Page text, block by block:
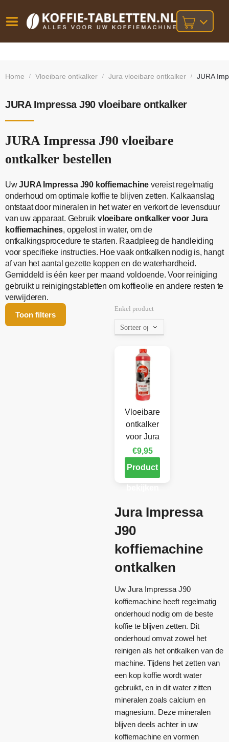
besteld,
bij orders
Home / Vloeibare ontkalker / Jura vloeibare ontkalker / JURA
JURA Impressa J90 vloeibare ontkalker
JURA Impressa J90 vloeibare
ontkalker bestellen
UwJURA Impressa J90 koffiemachine vereist regelmatig
onderhoud om optimale koffie te blijven zetten. Kalkaanslag
ontstaat door mineralen in het water en verkort de levensduur
van uw apparaat. Gebruikvloeibare ontkalker voor Jura
koffiemachines, opgelost in water, om de
ontkalkingsprocedure te starten. Raadpleeg de handleiding
voor specifieke instructies. Hoe vaak ontkalken nodig is, hangt
af van het aantal gezette koppen en de waterhardheid.
Gemiddeld is één keer per maand voldoende. Voor reiniging
gebruikt u reinigingstabletten om koffieolie en andere resten te
verwijderen.
Toon filters
Enkel product
Vloeibare
ontkalker
voor Jura
€9,95
Product
Jura Impressa
J90
koffiemachine
ontkalken
Uw Jura Impressa J90
koffiemachine heeft regelmatig
onderhoud nodig om de beste
koffie te blijven zetten. Dit
onderhoud omvat zowel het
reinigen als het ontkalken van de
machine. Tijdens het zetten van
een kop koffie wordt water
gebruikt, en in dit water zitten
mineralen zoals calcium en
magnesium. Deze mineralen
blijven deels achter in uw
koffiemachine en vormen